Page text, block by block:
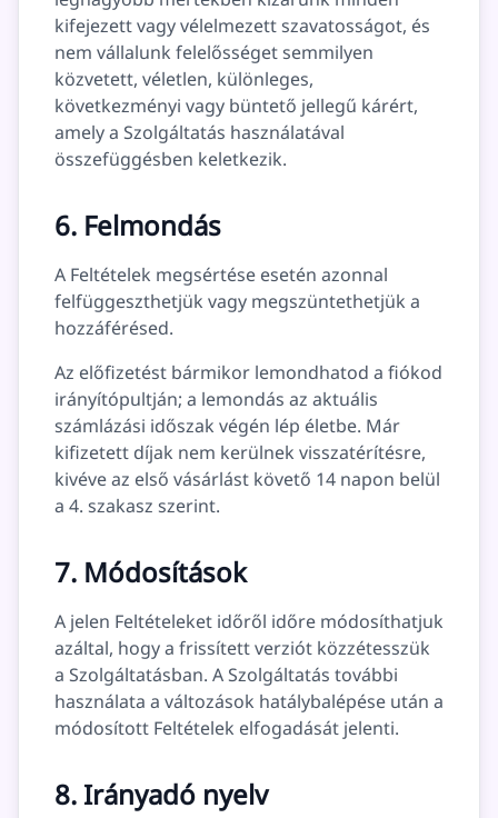
kifejezett vagy vélelmezett szavatosságot, és
nem vállalunk felelősséget semmilyen
közvetett, véletlen, különleges,
következményi vagy büntető jellegű kárért,
amely a Szolgáltatás használatával
összefüggésben keletkezik.
6. Felmondás
A Feltételek megsértése esetén azonnal
felfüggeszthetjük vagy megszüntethetjük a
hozzáférésed.
Az előfizetést bármikor lemondhatod a fiókod
irányítópultján; a lemondás az aktuális
számlázási időszak végén lép életbe. Már
kifizetett díjak nem kerülnek visszatérítésre,
kivéve az első vásárlást követő 14 napon belül
a 4. szakasz szerint.
7. Módosítások
A jelen Feltételeket időről időre módosíthatjuk
azáltal, hogy a frissített verziót közzétesszük
a Szolgáltatásban. A Szolgáltatás további
használata a változások hatálybalépése után a
módosított Feltételek elfogadását jelenti.
8. Irányadó nyelv